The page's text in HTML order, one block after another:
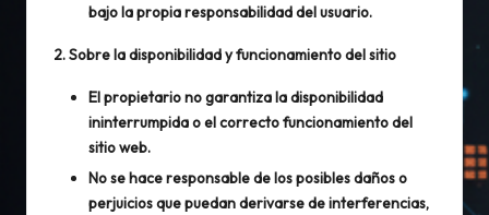
bajo la propia responsabilidad del usuario.
2. Sobre la disponibilidad y funcionamiento del sitio
El propietario no garantiza la disponibilidad
ininterrumpida o el correcto funcionamiento del
sitio web.
No se hace responsable de los posibles daños o
perjuicios que puedan derivarse de interferencias,